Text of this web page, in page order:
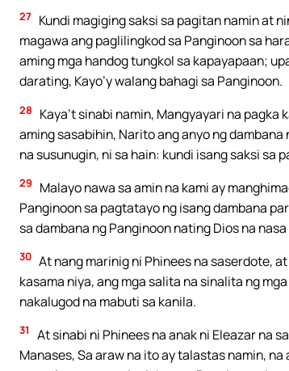
27 Kundi magiging saksi sa pagitan namin at
magawa ang paglilingkod sa Panginoon sa
aming mga handog tungkol sa kapayapaan;
darating, Kayo’y walang bahagi sa Panginoon.
28
Kaya’t sinabi namin, Mangyayari na
aming sasabihin, Narito ang anyo ng
na susunugin, ni sa hain: kundi isang saksi sa
29
Malayo nawa sa amin na kami ay
Panginoon sa pagtatayo ng isang dambana
sa dambana ng Panginoon nating Dios na
30 At nang marinig ni Phinees na saserdote,
kasama niya, ang mga salita na sinalita ng
nakalugod na mabuti sa kanila.
31
At sinabi ni Phinees na anak ni Eleazar na
Manases, Sa araw na ito ay talastas namin,